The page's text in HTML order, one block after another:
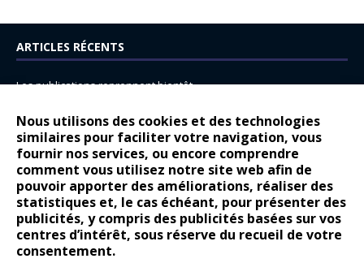
Nous utilisons des cookies et des technologies
similaires pour faciliter votre navigation, vous
fournir nos services, ou encore comprendre
comment vous utilisez notre site web afin de
pouvoir apporter des améliorations, réaliser des
statistiques et, le cas échéant, pour présenter des
publicités, y compris des publicités basées sur vos
centres d’intérêt, sous réserve du recueil de votre
consentement.
ARTICLES RÉCENTS
Les publications reprennent bientôt…
14 juillet : nouveau film de marque pour Citroën
Renault Espace : voyage, voyage…
Peugeot E-208 GTi : naissance d’une légende
COMMENTAIRES RÉCENTS